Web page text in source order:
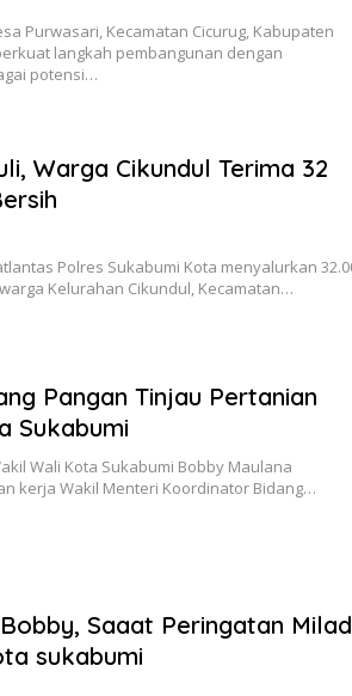
Purwasari, Kecamatan Cicurug, Kabupaten
langkah pembangunan dengan
potensi…
Warga Cikundul Terima 32
Polres Sukabumi Kota menyalurkan
Kelurahan Cikundul, Kecamatan…
Pangan Tinjau Pertanian
Sukabumi
Wali Kota Sukabumi Bobby Maulana
kerja Wakil Menteri Koordinator Bidang…
Saaat Peringatan Milad
sukabumi